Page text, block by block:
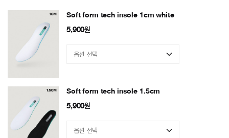
Soft form tech insole 1cm white
5,900원
Soft form tech insole 1.5cm
5,900원